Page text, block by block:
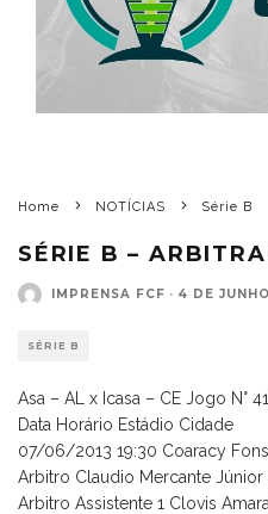
Home NOTÍCIAS Série B
SÉRIE B –
IMPRENSA FCF · 4 DE
SÉRIE B
Asa – AL x Icasa – CE Jogo N°
Data Horário Estádio Cidade
07/06/2013 19:30 Coaracy
Arbitro Claudio Mercante Júnior
Arbitro Assistente 1 Clovis